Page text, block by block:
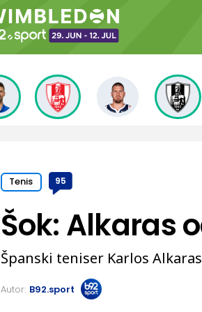
Tenis 95
Šok: Alkaras
Španski teniser Karlos
Autor: B92.sport